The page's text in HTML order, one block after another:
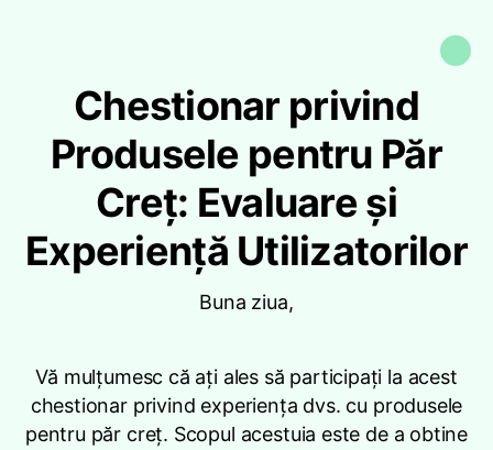
Chestionar privind
Produsele pentru Păr
Creț: Evaluare și
Experiență Utilizatorilor
Buna ziua,
Vă mulțumesc că ați ales să participați la acest
chestionar privind experiența dvs. cu produsele
pentru păr creț. Scopul acestuia este de a obtine